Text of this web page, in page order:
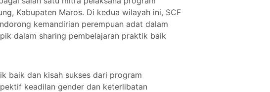
Kabupaten Maros. Di kedua wilayah ini, SCF
kemandirian perempuan adat dalam
dalam sharing pembelajaran praktik baik
baik dan kisah sukses dari program
keadilan gender dan keterlibatan